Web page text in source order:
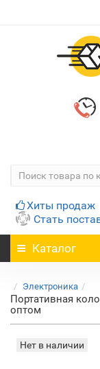
Хиты продаж
Стать
Каталог
Электроника
Портативная
оптом
Нет в наличии